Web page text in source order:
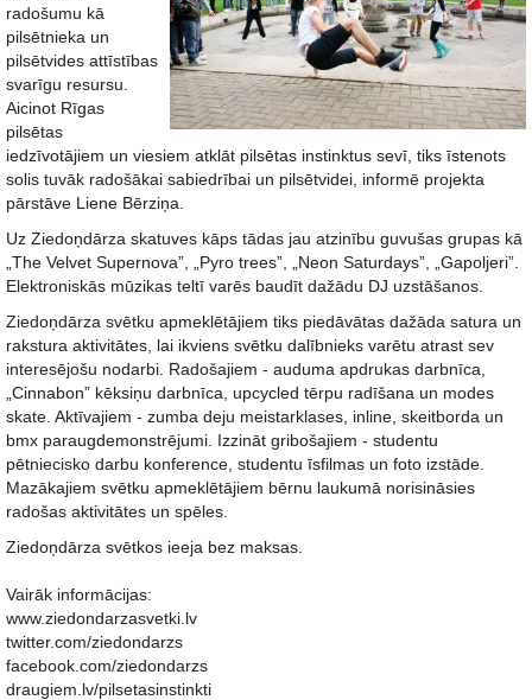
radošumu kā
pilsētnieka un
pilsētvides attīstības
svarīgu resursu.
Aicinot Rīgas
pilsētas
iedzīvotājiem un viesiem atklāt pilsētas instinktus sevī, tiks īstenots
solis tuvāk radošākai sabiedrībai un pilsētvidei, informē projekta
pārstāve Liene Bērziņa.
Uz Ziedoņdārza skatuves kāps tādas jau atzinību guvušas grupas kā
„The Velvet Supernova”, „Pyro trees”, „Neon Saturdays”, „Gapoljeri”.
Elektroniskās mūzikas teltī varēs baudīt dažādu DJ uzstāšanos.
Ziedoņdārza svētku apmeklētājiem tiks piedāvātas dažāda satura un
rakstura aktivitātes, lai ikviens svētku dalībnieks varētu atrast sev
interesējošu nodarbi. Radošajiem - auduma apdrukas darbnīca,
„Cinnabon” kēksiņu darbnīca, upcycled tērpu radīšana un modes
skate. Aktīvajiem - zumba deju meistarklases, inline, skeitborda un
bmx paraugdemonstrējumi. Izzināt gribošajiem - studentu
pētniecisko darbu konference, studentu īsfilmas un foto izstāde.
Mazākajiem svētku apmeklētājiem bērnu laukumā norisināsies
radošas aktivitātes un spēles.
Ziedoņdārza svētkos ieeja bez maksas.
Vairāk informācijas:
www.ziedondarzasvetki.lv
twitter.com/ziedondarzs
facebook.com/ziedondarzs
draugiem.lv/pilsetasinstinkti